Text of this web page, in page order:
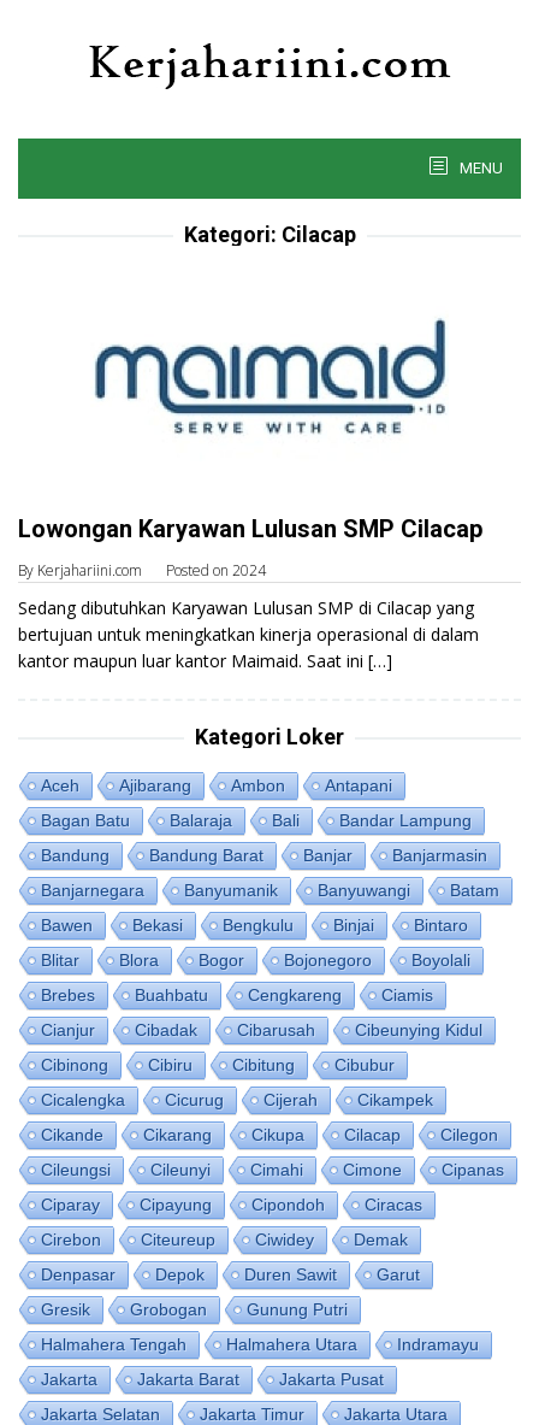
MENU
Kategori: Cilacap
Lowongan Karyawan Lulusan SMP Cilacap
By Kerjahariini.com Posted on 2024
Sedang dibutuhkan Karyawan Lulusan SMP di Cilacap yang
bertujuan untuk meningkatkan kinerja operasional di dalam
kantor maupun luar kantor Maimaid. Saat ini […]
Kategori Loker
Aceh Ajibarang Ambon
Antapani
Bagan Batu
Balaraja Bali
Bandar Lampung
Bandung
Bandung Barat Banjar
Banjarmasin
Banjarnegara
Banyumanik Banyuwangi
Batam
Bawen
Bekasi Bengkulu Binjai
Bintaro
Blitar
Blora Bogor Bojonegoro
Boyolali
Brebes
Buahbatu Cengkareng
Ciamis
Cianjur
Cibadak Cibarusah
Cibeunying Kidul
Cibinong
Cibiru Cibitung
Cibubur
Cicalengka
Cicurug Cijerah
Cikampek
Cikande
Cikarang Cikupa Cilacap
Cilegon
Cileungsi
Cileunyi Cimahi Cimone
Cipanas
Ciparay
Cipayung Cipondoh
Ciracas
Cirebon
Citeureup Ciwidey
Demak
Denpasar
Depok Duren Sawit
Garut
Gresik
Grobogan
Gunung Putri
Halmahera Tengah
Halmahera Utara
Indramayu
Jakarta
Jakarta Barat
Jakarta Pusat
Jakarta Selatan
Jakarta Timur
Jakarta Utara